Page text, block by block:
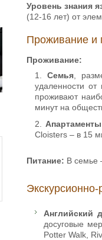
Уровень знания
(12-16 лет) от
Проживание и
Проживание:
Семья,
удаленности
проживают
минут на
Апартаменты
Cloisters – в 15
Питание: В семье
Английский
досуговые
Potter Walk,